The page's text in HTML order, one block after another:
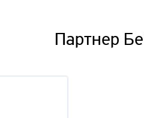
Партнер